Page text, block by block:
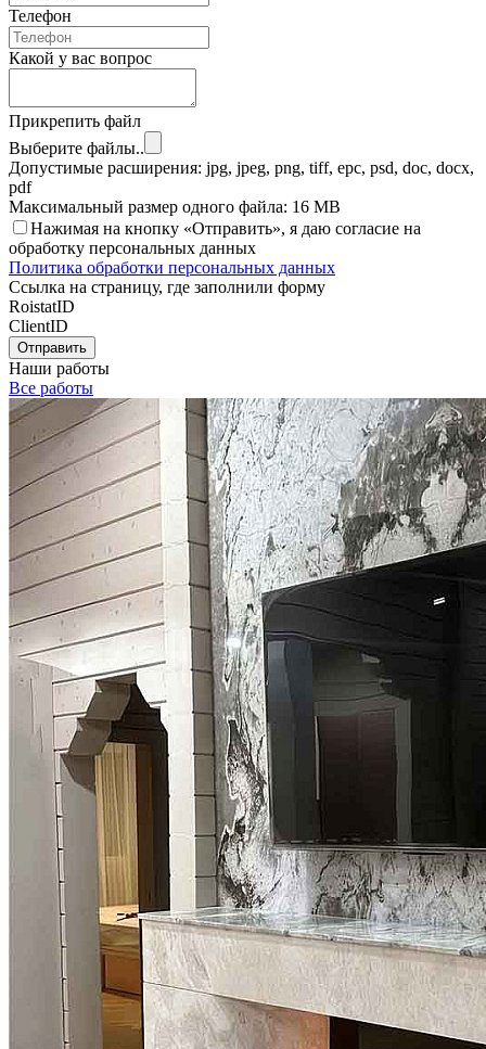
Телефон
Какой у вас вопрос
Прикрепить файл
Выберите файлы..
Допустимые расширения: jpg, jpeg, png, tiff, epc, psd, doc, docx,
pdf
Максимальный размер одного файла: 16 MB
Нажимая на кнопку «Отправить», я даю согласие на
обработку персональных данных
Политика обработки персональных данных
Ссылка на страницу, где заполнили форму
RoistatID
ClientID
Отправить
Наши работы
Все работы